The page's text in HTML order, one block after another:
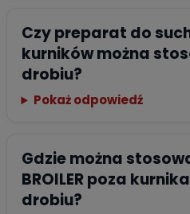
Czy preparat do
kurników można
drobiu?
Pokaż odpowiedź
Gdzie można
BROILER poza
drobiu?